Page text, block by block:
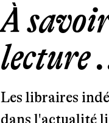
À
lecture
Les libraires
dans l'actualité